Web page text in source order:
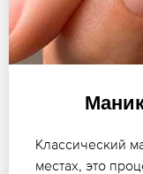
Классический
местах, это